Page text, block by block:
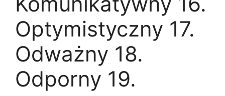
Optymistyczny 17.
Odważny 18.
Odporny 19.